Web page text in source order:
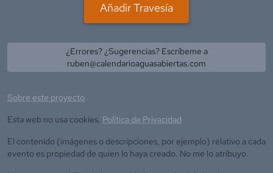
Añadir Travesía
¿Errores? ¿Sugerencias? Escríbeme a
ruben@calendarioaguasabiertas.com
Sobre este proyecto
Esta web no usa cookies. Política de Privacidad
El contenido (imágenes o descripciones, por ejemplo) relativo a cada
evento es propiedad de quien lo haya creado. No me lo atribuyo.